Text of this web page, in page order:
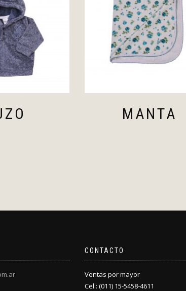
MANTA
CONTACTO
Ventas por mayor
Cel.: (011) 15-5458-4611